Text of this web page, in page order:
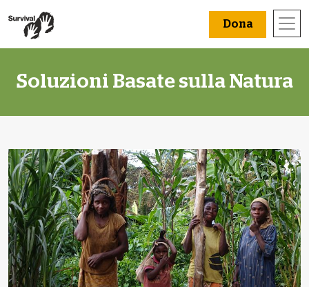
Dona
Soluzioni Basate sulla Natura